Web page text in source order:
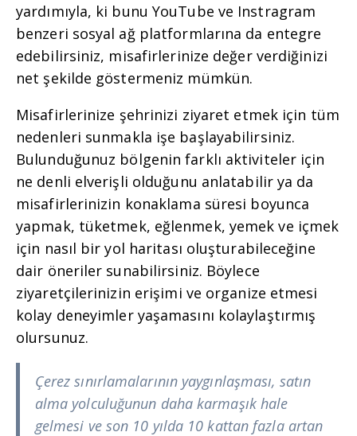
yardımıyla, ki bunu YouTube ve Instragram
benzeri sosyal ağ platformlarına da entegre
edebilirsiniz, misafirlerinize değer verdiğinizi
net şekilde göstermeniz mümkün.
Misafirlerinize şehrinizi ziyaret etmek için tüm
nedenleri sunmakla işe başlayabilirsiniz.
Bulunduğunuz bölgenin farklı aktiviteler için
ne denli elverişli olduğunu anlatabilir ya da
misafirlerinizin konaklama süresi boyunca
yapmak, tüketmek, eğlenmek, yemek ve içmek
için nasıl bir yol haritası oluşturabileceğine
dair öneriler sunabilirsiniz. Böylece
ziyaretçilerinizin erişimi ve organize etmesi
kolay deneyimler yaşamasını kolaylaştırmış
olursunuz.
Çerez sınırlamalarının yaygınlaşması, satın
alma yolculuğunun daha karmaşık hale
gelmesi ve son 10 yılda 10 kattan fazla artan